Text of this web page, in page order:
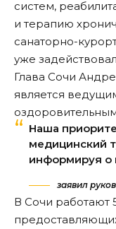
систем,
и терапию
санаторно-
уже
Глава Сочи
является
Наша
медицинский
информируя о
заявил
В Сочи работают